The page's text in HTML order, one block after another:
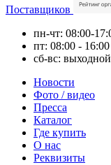
Поставщиков
пн-чт: 08:00-
пт: 08:00 - 16:00
сб-вс: выходной
Новости
Фото / видео
Пресса
Каталог
Где купить
О нас
Реквизиты